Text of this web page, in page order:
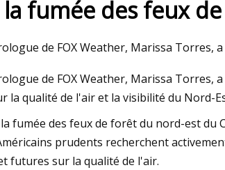
Air
fumée des feux
de FOX Weather, Marissa Torres,
de FOX Weather, Marissa Torres,
la qualité de l'air et la visibilité du Nord-
fumée des feux de forêt du nord-est du
prudents recherchent
futures sur la qualité de l'air.